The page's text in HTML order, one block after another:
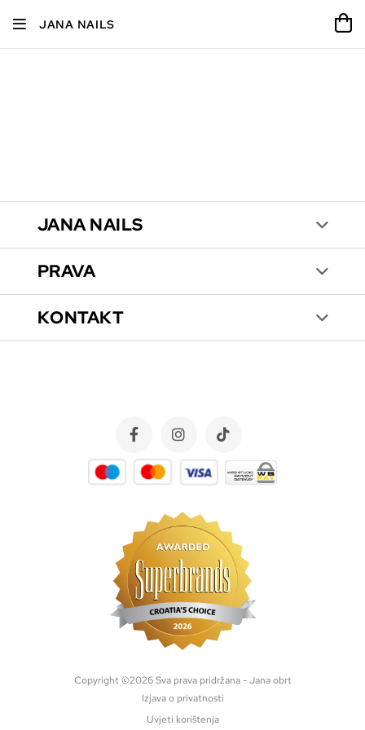
JANA NAILS
JANA NAILS
PRAVA
KONTAKT
Copyright ©2026 Sva prava pridržana - Jana obrt
Izjava o privatnosti
Uvjeti korištenja